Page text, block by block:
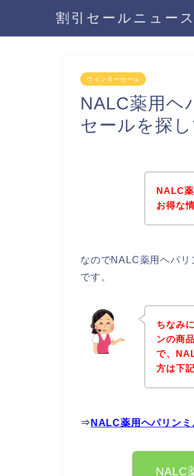
割引セールニュース
ウィンターセール
NALC薬用ヘ
セールを探
NALC
お得な
なのでNALC薬用ヘパ
です。
ちなみ
ンの商
で、
方は下
⇒ NALC薬用ヘパリン
NALC